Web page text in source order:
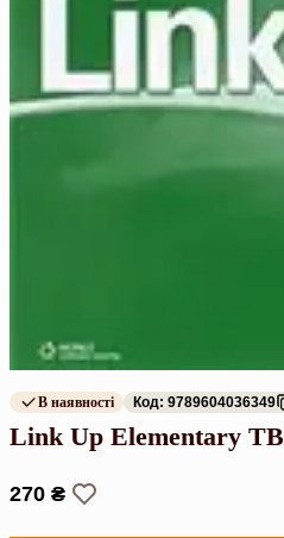
В наявності Код: 9789604036349
Link Up Elementary TB
270 ₴